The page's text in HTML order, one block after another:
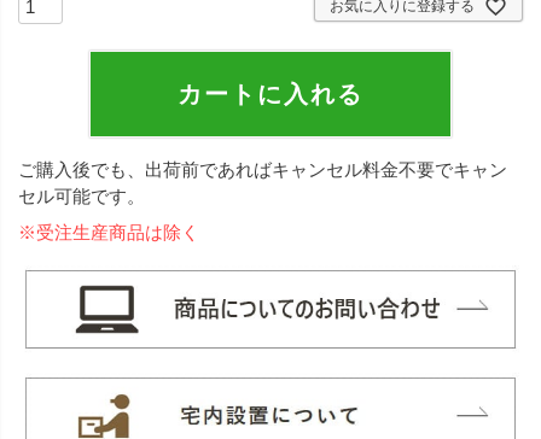
お気に入りに登録する
カートに入れる
ご購入後でも、出荷前であればキャンセル料金不要でキャン
セル可能です。
※受注生産商品は除く